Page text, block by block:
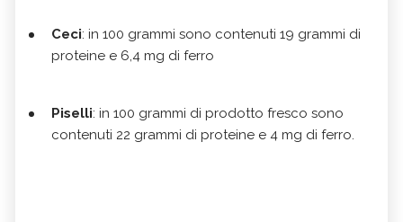
Ceci: in 100 grammi sono contenuti 19 grammi di
proteine e 6,4 mg di ferro
Piselli: in 100 grammi di prodotto fresco sono
contenuti 22 grammi di proteine e 4 mg di ferro.